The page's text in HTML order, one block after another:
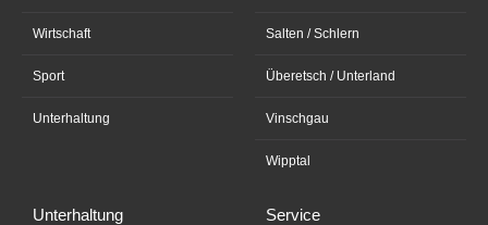
Wirtschaft
Sport
Unterhaltung
Salten / Schlern
Überetsch / Unterland
Vinschgau
Wipptal
Unterhaltung Service